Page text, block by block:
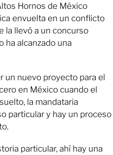
Hornos de México
envuelta en un conflicto
la llevó a un concurso
ha alcanzado una
un nuevo proyecto para el
en México cuando el
la mandataria
particular y hay un proceso
particular, ahí hay una